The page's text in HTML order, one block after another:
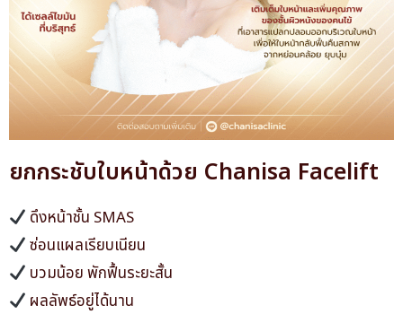
ยกกระชับใบหน้าด้วย Chanisa Facelift
ดึงหน้าชั้น SMAS
ซ่อนแผลเรียบเนียน
บวมน้อยพักฟื้นระยะสั้น
ผลลัพธ์อยู่ได้นาน